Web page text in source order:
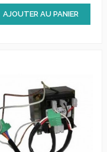
AJOUTER AU PANIER